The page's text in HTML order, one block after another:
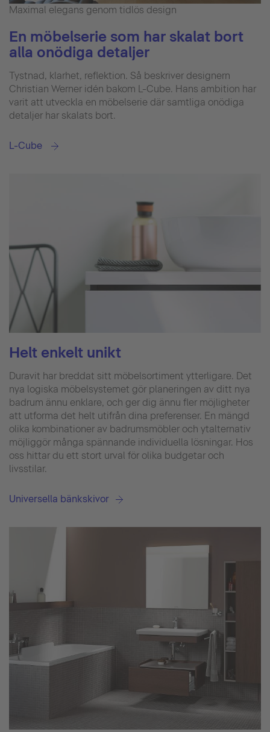
Maximal elegans genom tidlös design
En möbelserie som har skalat bort
alla onödiga detaljer
Tystnad, klarhet, reflektion. Så beskriver designern
Christian Werner idén bakom L-Cube. Hans ambition har
varit att utveckla en möbelserie där samtliga onödiga
detaljer har skalats bort.
L-Cube
Helt enkelt unikt
Duravit har breddat sitt möbelsortiment ytterligare. Det
nya logiska möbelsystemet gör planeringen av ditt nya
badrum ännu enklare, och ger dig ännu fler möjligheter
att utforma det helt utifrån dina preferenser. En mängd
olika kombinationer av badrumsmöbler och ytalternativ
möjliggör många spännande individuella lösningar. Hos
oss hittar du ett stort urval för olika budgetar och
livsstilar.
Universella bänkskivor